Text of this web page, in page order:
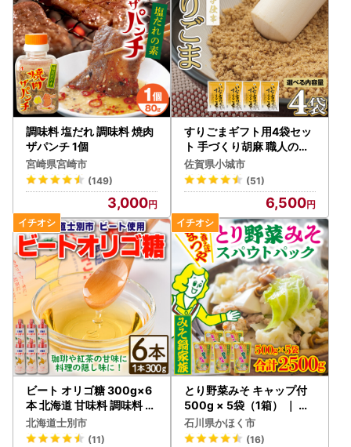
調味料 塩だれ 調味料 焼肉
ザパンチ 1個
宮崎県宮崎市
(149)
3,000
すりごまギフト用4袋セッ
ト 手づくり胡麻 職人のゴ
マ A065-014
佐賀県小城市
(51)
6,500
ビート オリゴ糖 300g×6
本 北海道 甘味料 調味料 【
サフォーク】B7041
北海道士別市
(11)
とり野菜みそ キャップ付
500g × 5袋（1箱） ｜ み
そ 味噌
石川県かほく市
(16)